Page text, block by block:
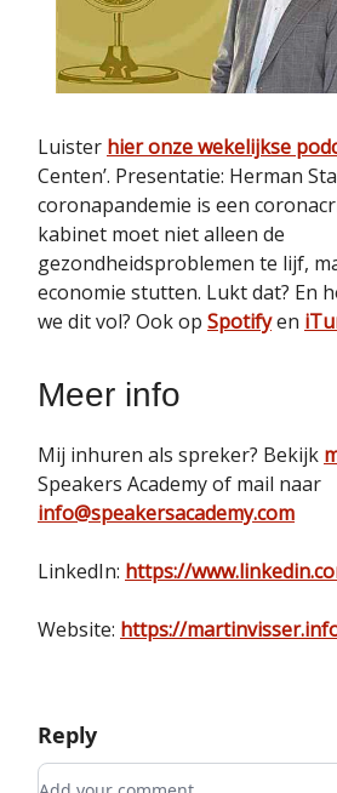
Luister hier onze wekelijkse
Centen’. Presentatie: Herman
coronapandemie is een
kabinet moet niet alleen de
gezondheidsproblemen te lijf,
economie stutten. Lukt dat? En
we dit vol? Ook op Spotifyen
Meer info
Mij inhuren als spreker? Bekijk
Speakers Academy of mail naar
info@speakersacademy.com
LinkedIn: https://
Website: https://
Reply
Add your comment